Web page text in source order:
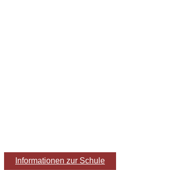
Informationen zur Schule